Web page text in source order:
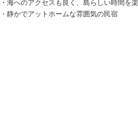
・海へのアクセスも良く、島らしい時間を
・静かでアットホームな雰囲気の民宿